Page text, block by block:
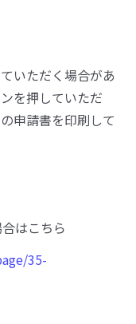
いただく場合があ
を押していただ
申請書を印刷して
はこちら
35-